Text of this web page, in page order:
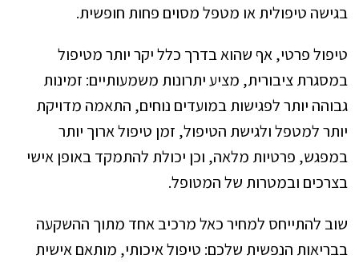
בגישה טיפולית או מטפל מסוים פחות חופשית.
טיפול פרטי, אף שהוא בדרך כלל יקר יותר מטיפול
במסגרת ציבורית, מציע יתרונות משמעותיים: זמינות
גבוהה יותר לפגישות במועדים נוחים, התאמה מדויקת
יותר למטפל ולגישת הטיפול, זמן טיפול ארוך יותר
במפגש, פרטיות מלאה, וכן יכולת להתמקד באופן אישי
בצרכים ובמטרות של המטופל.
שוב להתייחס למחיר כאל מרכיב אחד מתוך ההשקעה
בבריאות הנפשית שלכם: טיפול איכותי, מותאם אישית